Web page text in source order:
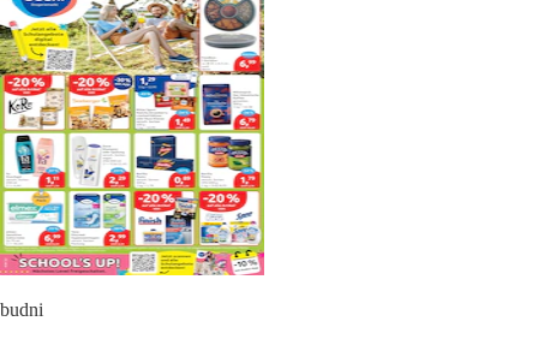
budni